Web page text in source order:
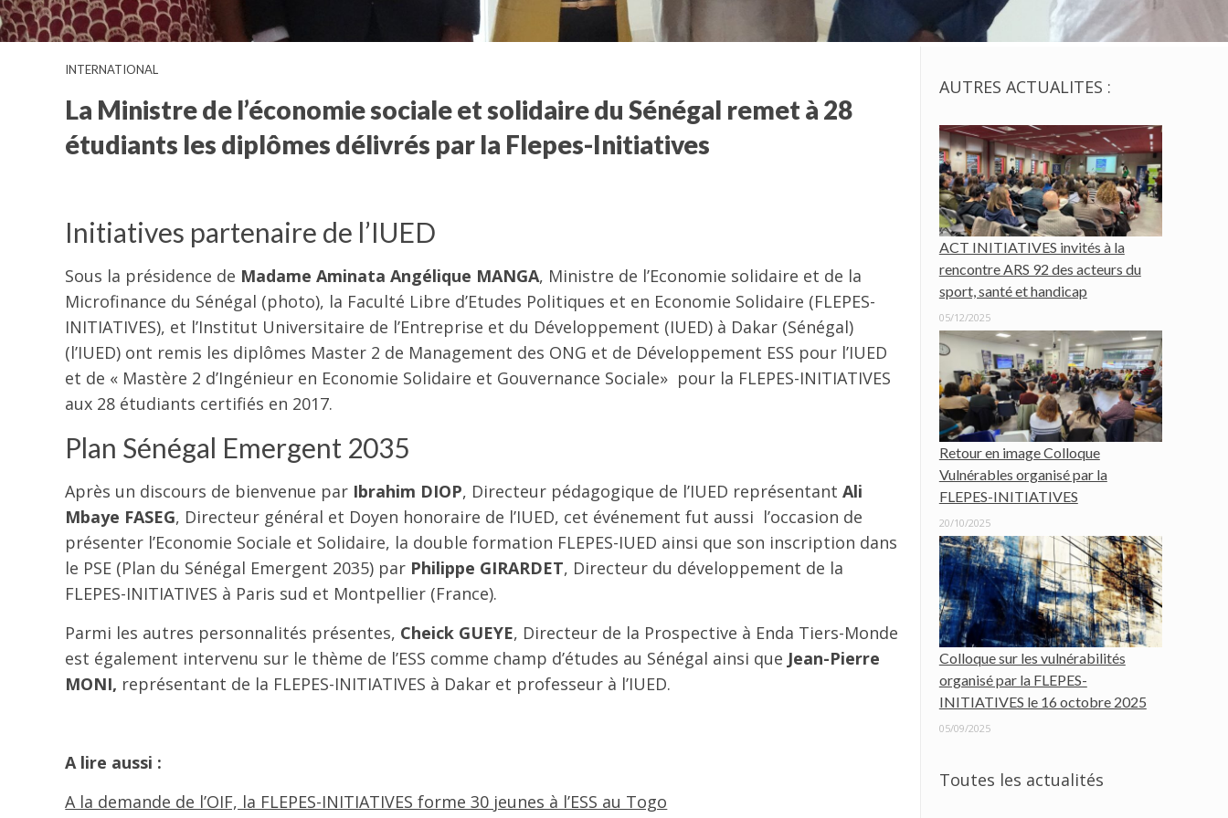
INTERNATIONAL
La Ministre de l’économie sociale et solidaire du Sénégal remet à 28
étudiants les diplômes délivrés par la Flepes-Initiatives
Initiatives partenaire de l’IUED
Sous la présidence de Madame Aminata Angélique MANGA, Ministre de l’Economie solidaire et de la
Microfinance du Sénégal (photo), la Faculté Libre d’Etudes Politiques et en Economie Solidaire (FLEPES-
INITIATIVES), et l’Institut Universitaire de l’Entreprise et du Développement (IUED) à Dakar (Sénégal)
(l’IUED) ont remis les diplômes Master 2 de Management des ONG et de Développement ESS pour l’IUED
et de « Mastère 2 d’Ingénieur en Economie Solidaire et Gouvernance Sociale» pour la FLEPES-INITIATIVES
aux 28 étudiants certifiés en 2017.
Plan Sénégal Emergent 2035
Après un discours de bienvenue par Ibrahim DIOP, Directeur pédagogique de l’IUED représentant Ali
Mbaye FASEG, Directeur général et Doyen honoraire de l’IUED, cet événement fut aussi l’occasion de
présenter l’Economie Sociale et Solidaire, la double formation FLEPES-IUED ainsi que son inscription dans
le PSE (Plan du Sénégal Emergent 2035) par Philippe GIRARDET, Directeur du développement de la
FLEPES-INITIATIVES à Paris sud et Montpellier (France).
Parmi les autres personnalités présentes, Cheick GUEYE, Directeur de la Prospective à Enda Tiers-Monde
est également intervenu sur le thème de l’ESS comme champ d’études au Sénégal ainsi que Jean-Pierre
MONI, représentant de la FLEPES-INITIATIVES à Dakar et professeur à l’IUED.
A lire aussi :
A la demande de l’OIF, la FLEPES-INITIATIVES forme 30 jeunes à l’ESS au Togo
AUTRES ACTUALITES :
ACT INITIATIVES invités à la
rencontre ARS 92 des acteurs du
sport, santé et handicap
05/12/2025
Retour en image Colloque
Vulnérables organisé par la
FLEPES-INITIATIVES
20/10/2025
Colloque sur les vulnérabilités
organisé par la FLEPES-
INITIATIVES le 16 octobre 2025
05/09/2025
Toutes les actualités